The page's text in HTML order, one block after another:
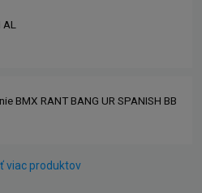
BMX RANT BANG UR SPANISH BB
viac produktov